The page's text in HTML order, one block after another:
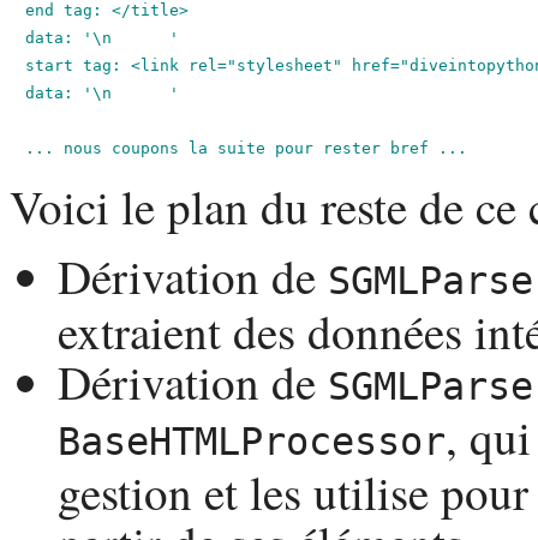
end tag: </title>
data: '\n      '
start tag: <link rel="stylesheet"
data: '\n      '
Voici le plan du reste de ce
Dérivation de
extraient des données
Dérivation de
BaseHTMLProcessor,
gestion et les utilise